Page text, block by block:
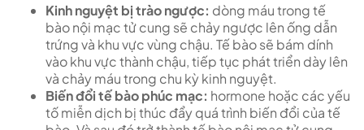
Kinh nguyệt bị trào ngược: dòng máu trong tế
bào nội mạc tử cung sẽ chảy ngược lên ống dẫn
trứng và khu vực vùng chậu. Tế bào sẽ bám dính
vào khu vực thành chậu, tiếp tục phát triển dày lên
và chảy máu trong chu kỳ kinh nguyệt.
Biến đổi tế bào phúc mạc: hormone hoặc các yếu
tố miễn dịch bị thúc đẩy quá trình biến đổi của tế